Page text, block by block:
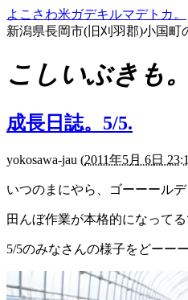
よこさわ米ガデキルマデトカ。
新潟県長岡市(旧刈羽郡)小国
こしいぶきも。
成長日誌。5/5.
yokosawa-jau (2011年5月 6日
いつのまにやら、ゴーーールデ
田んぼ作業が本格的になってる
5/5のみなさんの様子をどーー